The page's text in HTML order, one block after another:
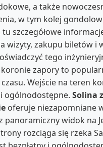
a także
w tym kolej
tu szczegółowe
wizyty, zakupu biletów i
tego
koronie zapory to
Wejście na teren
i ogólnodostępne. Solina
oferuje niezapomniane
panoramiczny widok na
rozciąga się rzeka